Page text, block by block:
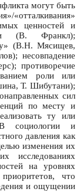
могут быть
«отталкивания»
ценностей и
(В. Франкл);
(В.Н. Мясищев,
несовпадение
противоречие
роли или
Т. Шибутани);
сил
по месту и
ту или
социологии и
давления как
изменения их
исследованиях
на уровнях
что
и ощущении